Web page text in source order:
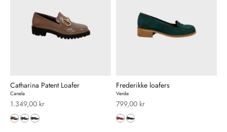
Catharina Patent Loafer
Canela
Salgspris
1.349,00 kr
Frederikke loafers
Verde
Salgspris
799,00 kr